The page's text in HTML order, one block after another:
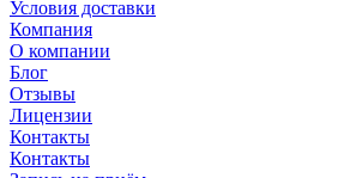
Условия доставки
Компания
О компании
Блог
Отзывы
Лицензии
Контакты
Контакты